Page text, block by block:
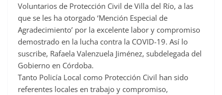
k
Voluntarios de Protección Civil de Villa del Río, a las
que se les ha otorgado ‘Mención Especial de
Agradecimiento’ por la excelente labor y compromiso
demostrado en la lucha contra la COVID-19. Así lo
suscribe, Rafaela Valenzuela Jiménez, subdelegada del
Gobierno en Córdoba.
Tanto Policía Local como Protección Civil han sido
referentes locales en trabajo y compromiso,